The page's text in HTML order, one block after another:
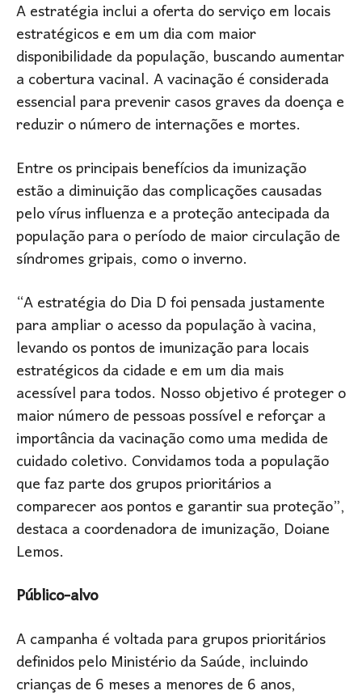
A estratégia inclui a oferta do serviço em locais
estratégicos e em um dia com maior
disponibilidade da população, buscando aumentar
a cobertura vacinal. A vacinação é considerada
essencial para prevenir casos graves da doença e
reduzir o número de internações e mortes.
Entre os principais benefícios da imunização
estão a diminuição das complicações causadas
pelo vírus influenza e a proteção antecipada da
população para o período de maior circulação de
síndromes gripais, como o inverno.
“A estratégia do Dia D foi pensada justamente
para ampliar o acesso da população à vacina,
levando os pontos de imunização para locais
estratégicos da cidade e em um dia mais
acessível para todos. Nosso objetivo é proteger o
maior número de pessoas possível e reforçar a
importância da vacinação como uma medida de
cuidado coletivo. Convidamos toda a população
que faz parte dos grupos prioritários a
comparecer aos pontos e garantir sua proteção”,
destaca a coordenadora de imunização, Doiane
Lemos.
Público-alvo
A campanha é voltada para grupos prioritários
definidos pelo Ministério da Saúde, incluindo
crianças de 6 meses a menores de 6 anos,